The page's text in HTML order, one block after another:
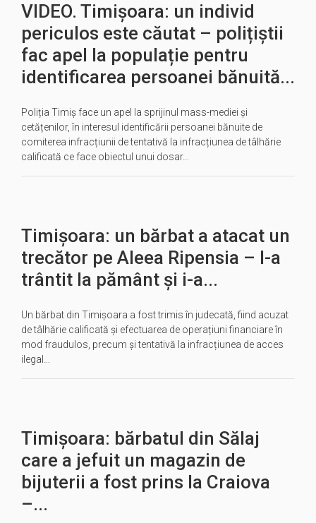
VIDEO. Timișoara: un individ
periculos este căutat – polițiștii
fac apel la populație pentru
identificarea persoanei bănuită...
Poliția Timiș face un apel la sprijinul mass-mediei și
cetățenilor, în interesul identificării persoanei bănuite de
comiterea infracțiunii de tentativă la infracțiunea de tâlhărie
calificată ce face obiectul unui dosar…
Timișoara: un bărbat a atacat un
trecător pe Aleea Ripensia – l-a
trântit la pământ şi i-a...
Un bărbat din Timişoara a fost trimis în judecată, fiind acuzat
de tâlhărie calificată şi efectuarea de operațiuni financiare în
mod fraudulos, precum şi tentativă la infracțiunea de acces
ilegal…
Timișoara: bărbatul din Sălaj
care a jefuit un magazin de
bijuterii a fost prins la Craiova
–...